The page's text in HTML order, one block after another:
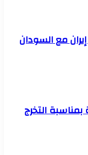
مع السودان
التخرج